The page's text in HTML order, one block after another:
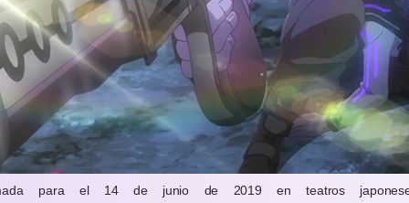
para el 14 de junio de 2019 en teatros